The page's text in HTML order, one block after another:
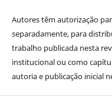
Autores têm autorização
separadamente, para
trabalho publicada nesta
institucional ou como
autoria e publicação inicial